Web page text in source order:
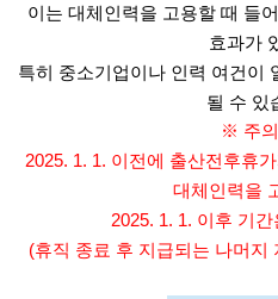
이는 대체인력을 고용할 때 들
효과가
특히 중소기업이나 인력 여건이
될 수 있
※ 주
2025. 1. 1. 이전에 출산전후휴
대체인력을
2025. 1. 1. 이후 기
(휴직 종료 후 지급되는 나머지